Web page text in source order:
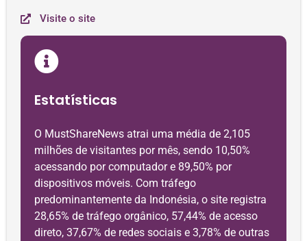
Visite o site
Estatísticas
O MustShareNews atrai uma média de 2,105
milhões de visitantes por mês, sendo 10,50%
acessando por computador e 89,50% por
dispositivos móveis. Com tráfego
predominantemente da Indonésia, o site registra
28,65% de tráfego orgânico, 57,44% de acesso
direto, 37,67% de redes sociais e 3,78% de outras